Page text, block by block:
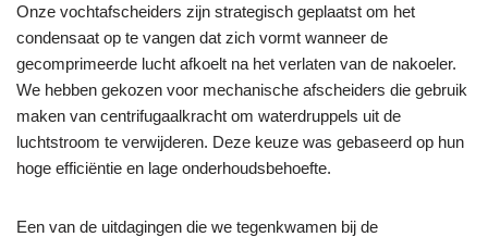
Onze vochtafscheiders zijn strategisch geplaatst om het
condensaat op te vangen dat zich vormt wanneer de
gecomprimeerde lucht afkoelt na het verlaten van de nakoeler.
We hebben gekozen voor mechanische afscheiders die gebruik
maken van centrifugaalkracht om waterdruppels uit de
luchtstroom te verwijderen. Deze keuze was gebaseerd op hun
hoge efficiëntie en lage onderhoudsbehoefte.
Een van de uitdagingen die we tegenkwamen bij de